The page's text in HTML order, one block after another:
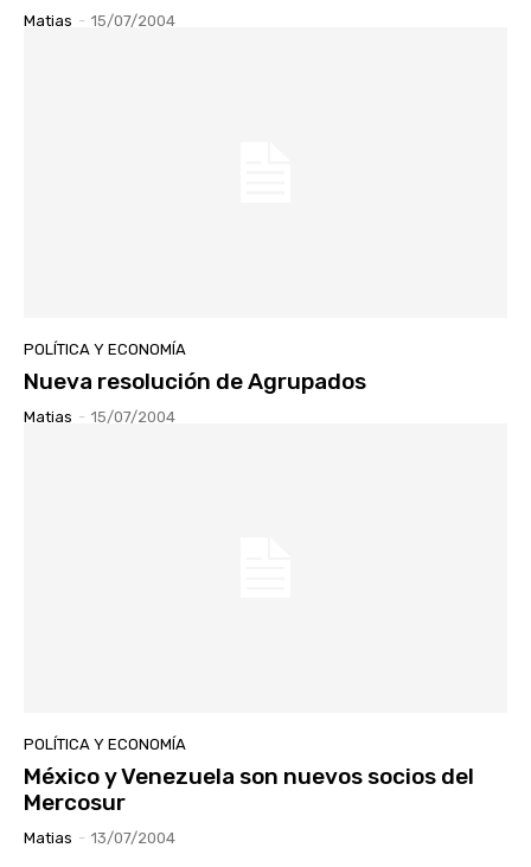
Matias - 15/07/2004
POLÍTICA Y ECONOMÍA
Nueva resolución de Agrupados
Matias - 15/07/2004
POLÍTICA Y ECONOMÍA
México y Venezuela son nuevos socios del
Mercosur
Matias - 13/07/2004